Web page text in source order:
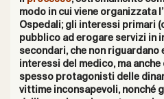
modo in cui viene organizzata
Ospedali; gli interessi primari
pubblico ad erogare servizi in
secondari, che non riguardano
interessi del medico, ma
spesso protagonisti delle
vittime inconsapevoli, nonché